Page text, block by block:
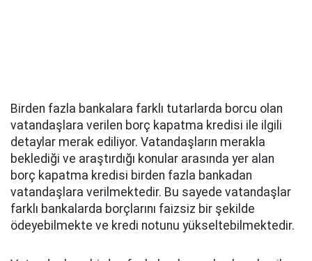
Birden fazla bankalara farklı tutarlarda borcu olan
vatandaşlara verilen borç kapatma kredisi ile ilgili
detaylar merak ediliyor. Vatandaşların merakla
beklediği ve araştırdığı konular arasında yer alan
borç kapatma kredisi birden fazla bankadan
vatandaşlara verilmektedir. Bu sayede vatandaşlar
farklı bankalarda borçlarını faizsiz bir şekilde
ödeyebilmekte ve kredi notunu yükseltebilmektedir.